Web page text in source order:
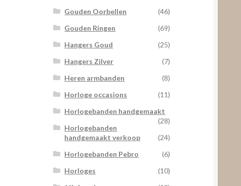
Gouden Oorbellen
(46)
Gouden Ringen
(69)
Hangers Goud
(25)
Hangers Zilver
(7)
Heren armbanden
(8)
Horloge occasions
(11)
Horlogebanden handgemaakt
(28)
Horlogebanden
handgemaakt verkoop
(24)
Horlogebanden Pebro
(6)
Horloges
(10)